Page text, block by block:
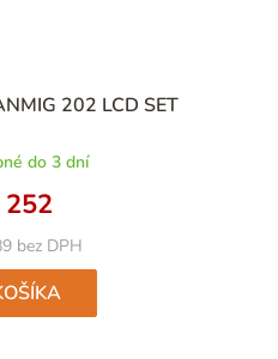
202 LCD SET
do 3 dní
bez DPH